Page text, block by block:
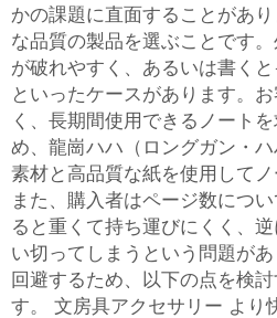
かの課題に直面することがあ
な品質の製品を選ぶことです
が破れやすく、あるいは書く
といったケースがあります。
く、長期間使用できるノート
め、龍崗ハハ（ロングガン・
素材と高品質な紙を使用してノ
また、購入者はページ数につ
ると重くて持ち運びにくく、
い切ってしまうという問題が
回避するため、以下の点を検
す。 文房具アクセサリー より